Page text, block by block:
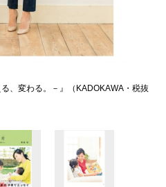
、変わる。－』（KADOKAWA・税抜